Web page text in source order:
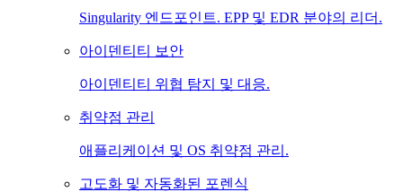
Singularity 엔드포인트. EPP 및 EDR 분야의 리더.
아이덴티티 보안
아이덴티티 위협 탐지 및 대응.
취약점 관리
애플리케이션 및 OS 취약점 관리.
고도화 및 자동화된 포렌식